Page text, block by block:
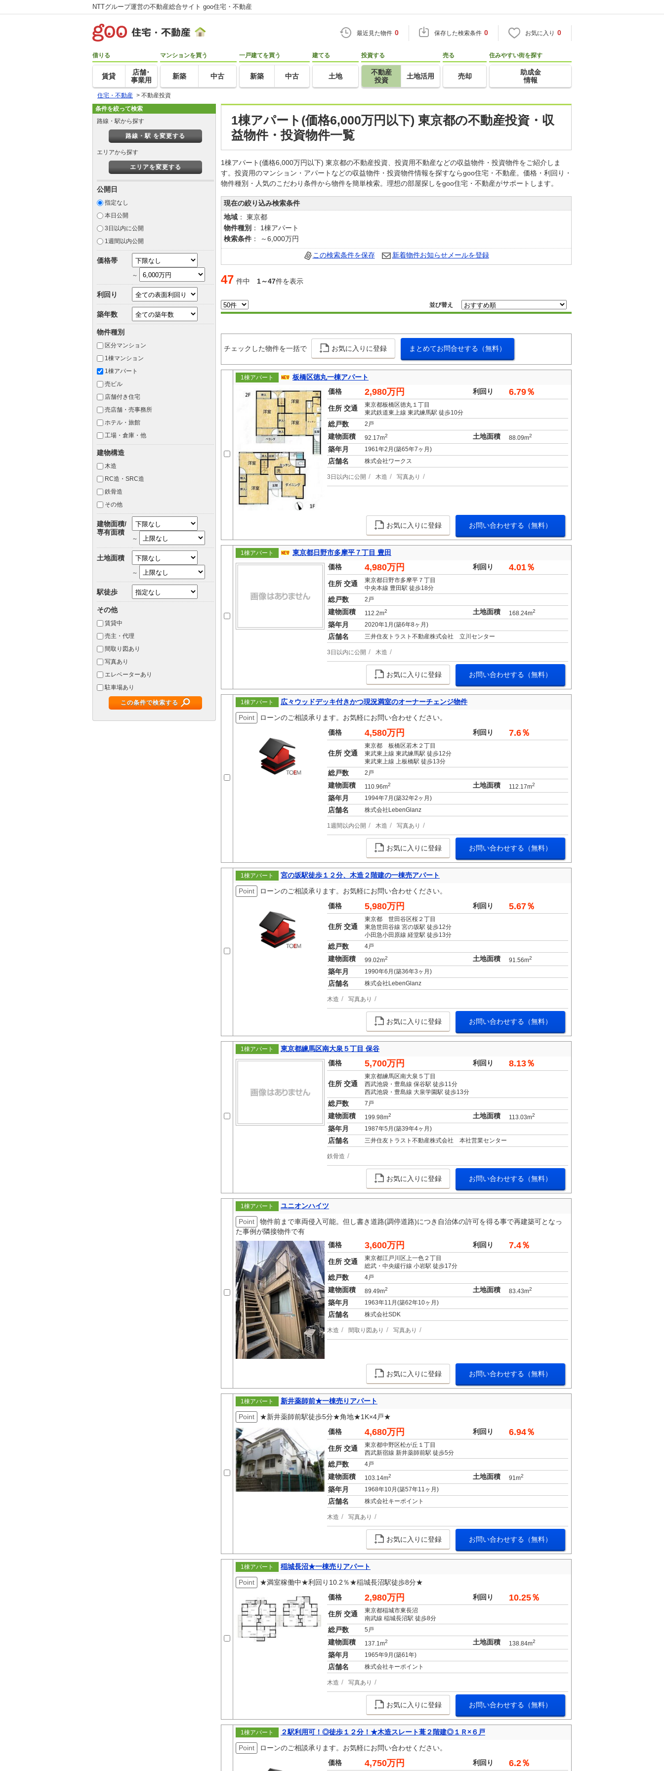
NTTグループ運営の不動産総合サイト goo住宅・不動産
最近見た物件 0 保存した検索条件 0 お気に入り 0
借りる
賃貸
店舗･
事業用
マンションを買う
新築 中古
一戸建てを買う
新築 中古
建てる
土地
投資する
不動産
投資
土地活用
売る
売却
住みやすい街を探す
助成金
情報
住宅・不動産 > 不動産投資
1棟アパート(価格6,000万円以下) 東京都の不動産投資・収
益物件・投資物件一覧
1棟アパート(価格6,000万円以下) 東京都の不動産投資、投資用不動産などの収益物件・投資物件をご紹介しま
す。投資用のマンション・アパートなどの収益物件・投資物件情報を探すならgoo住宅・不動産。価格・利回り・
物件種別・人気のこだわり条件から物件を簡単検索。理想の部屋探しをgoo住宅・不動産がサポートします。
現在の絞り込み検索条件
地域 ： 東京都
物件種別 ： 1棟アパート
検索条件 ： ～6,000万円
この検索条件を保存 新着物件お知らせメールを登録
47 件中 1～47件を表示
並び替え
チェックした物件を一括で お気に入りに登録 まとめてお問合せする（無料）
1棟アパート
板橋区徳丸一棟アパート
価格
2,980万円 利回り 6.79％
住所 交通
東京都板橋区徳丸１丁目
東武鉄道東上線 東武練馬駅 徒歩10分
総戸数 2戸
建物面積 92.17m2 土地面積 88.09m2
築年月 1961年2月(築65年7ヶ月)
店舗名 株式会社ワークス
3日以内に公開 木造 写真あり
お気に入りに登録 お問い合わせする（無料）
1棟アパート
東京都日野市多摩平７丁目 豊田
価格
4,980万円 利回り 4.01％
住所 交通
東京都日野市多摩平７丁目
中央本線 豊田駅 徒歩18分
総戸数 2戸
建物面積 112.2m2 土地面積 168.24m2
築年月 2020年1月(築6年8ヶ月)
店舗名 三井住友トラスト不動産株式会社 立川センター
3日以内に公開 木造
お気に入りに登録 お問い合わせする（無料）
1棟アパート
広々ウッドデッキ付きかつ現況満室のオーナーチェンジ物件
Point
ローンのご相談承ります。お気軽にお問い合わせください。
価格
4,580万円 利回り 7.6％
住所 交通
東京都 板橋区若木２丁目
東武東上線 東武練馬駅 徒歩12分
東武東上線 上板橋駅 徒歩13分
総戸数 2戸
建物面積 110.96m2 土地面積 112.17m2
築年月 1994年7月(築32年2ヶ月)
店舗名 株式会社LebenGlanz
1週間以内公開 木造 写真あり
お気に入りに登録 お問い合わせする（無料）
1棟アパート
宮の坂駅徒歩１２分、木造２階建の一棟売アパート
Point
ローンのご相談承ります。お気軽にお問い合わせください。
価格
5,980万円 利回り 5.67％
住所 交通
東京都 世田谷区桜２丁目
東急世田谷線 宮の坂駅 徒歩12分
小田急小田原線 経堂駅 徒歩13分
総戸数 4戸
建物面積 99.02m2 土地面積 91.56m2
築年月 1990年6月(築36年3ヶ月)
店舗名 株式会社LebenGlanz
木造 写真あり
お気に入りに登録 お問い合わせする（無料）
1棟アパート
東京都練馬区南大泉５丁目 保谷
価格
5,700万円 利回り 8.13％
住所 交通
東京都練馬区南大泉５丁目
西武池袋・豊島線 保谷駅 徒歩11分
西武池袋・豊島線 大泉学園駅 徒歩13分
総戸数 7戸
建物面積 199.98m2 土地面積 113.03m2
築年月 1987年5月(築39年4ヶ月)
店舗名 三井住友トラスト不動産株式会社 本社営業センター
鉄骨造
お気に入りに登録 お問い合わせする（無料）
1棟アパート
ユニオンハイツ
Point
物件前まで車両侵入可能。但し書き道路(調停道路)につき自治体の許可を得る事で再建築可となっ
た事例が隣接物件で有
価格
3,600万円 利回り 7.4％
住所 交通
東京都江戸川区上一色２丁目
総武・中央緩行線 小岩駅 徒歩17分
総戸数 4戸
建物面積 89.49m2 土地面積 83.43m2
築年月 1963年11月(築62年10ヶ月)
店舗名 株式会社SDK
木造 間取り図あり 写真あり
お気に入りに登録 お問い合わせする（無料）
1棟アパート
新井薬師前★一棟売りアパート
Point
★新井薬師前駅徒歩5分★角地★1K×4戸★
価格
4,680万円 利回り 6.94％
住所 交通
東京都中野区松が丘１丁目
西武新宿線 新井薬師前駅 徒歩5分
総戸数 4戸
建物面積 103.14m2 土地面積 91m2
築年月 1968年10月(築57年11ヶ月)
店舗名 株式会社キーポイント
木造 写真あり
お気に入りに登録 お問い合わせする（無料）
1棟アパート
稲城長沼★一棟売りアパート
Point
★満室稼働中★利回り10.2％★稲城長沼駅徒歩8分★
価格
2,980万円 利回り 10.25％
住所 交通
東京都稲城市東長沼
南武線 稲城長沼駅 徒歩8分
総戸数 5戸
建物面積 137.1m2 土地面積 138.84m2
築年月 1965年9月(築61年)
店舗名 株式会社キーポイント
木造 写真あり
お気に入りに登録 お問い合わせする（無料）
1棟アパート
２駅利用可！◎徒歩１２分！★木造スレート葺２階建◎１Ｒ×６戸
Point
ローンのご相談承ります。お気軽にお問い合わせください。
価格
4,750万円 利回り 6.2％
条件を絞って検索
路線・駅から探す
路線・駅 を変更する
エリアから探す
エリアを変更する
公開日
指定なし
本日公開
3日以内に公開
1週間以内公開
価格帯
～
利回り
築年数
物件種別
区分マンション
1棟マンション
1棟アパート
売ビル
店舗付き住宅
売店舗・売事務所
ホテル・旅館
工場・倉庫・他
建物構造
木造
RC造・SRC造
鉄骨造
その他
建物面積/
専有面積
～
土地面積
～
駅徒歩
その他
賃貸中
売主・代理
間取り図あり
写真あり
エレベーターあり
駐車場あり
この条件で検索する